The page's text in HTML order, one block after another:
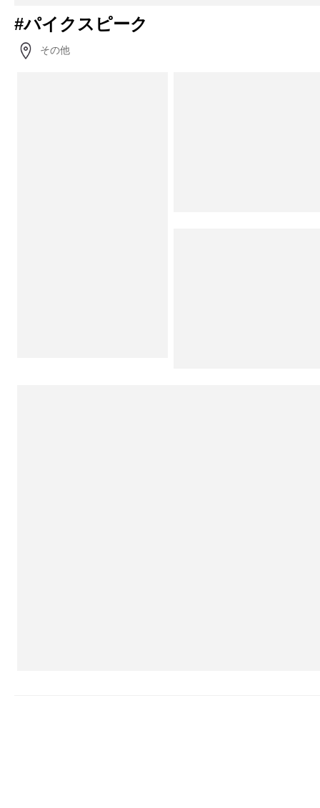
#パイクスピーク
その他